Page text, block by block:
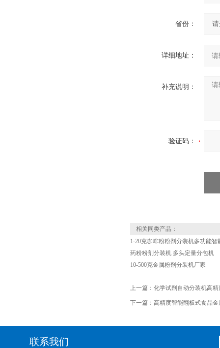
省份：
详细地址：
补充说明：
验证码：
相关同类产品：
1-20克咖啡粉粉剂分装机多功能智
药粉粉剂分装机 多头定量分包机
10-500克金属粉剂分装机厂家
上一篇： 化学试剂自动分装机高精
下一篇： 高精度智能翻板式食品金
联系我们